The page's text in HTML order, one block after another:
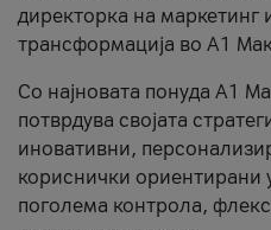
директорка на маркетинг
трансформација во А1
Со најновата понуда А1
потврдува својата
иновативни,
кориснички ориентирани
поголема контрола,